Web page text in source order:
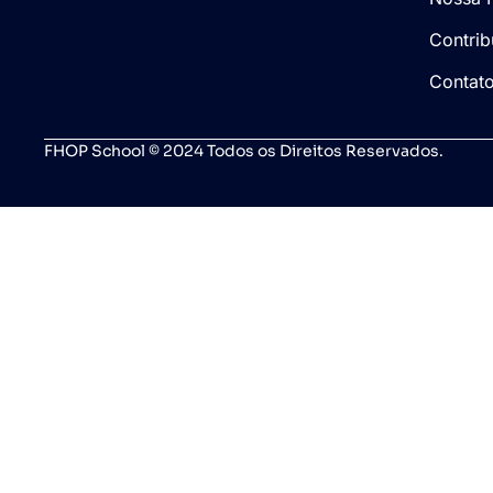
Contato
FHOP School © 2024 Todos os Direitos Reservados.